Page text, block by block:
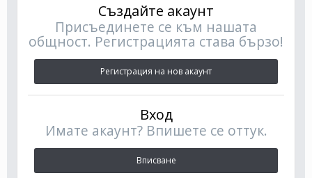
Създайте акаунт
Присъединете се към нашата
общност. Регистрацията става бързо!
Регистрация на нов акаунт
Вход
Имате акаунт? Впишете се оттук.
Вписване